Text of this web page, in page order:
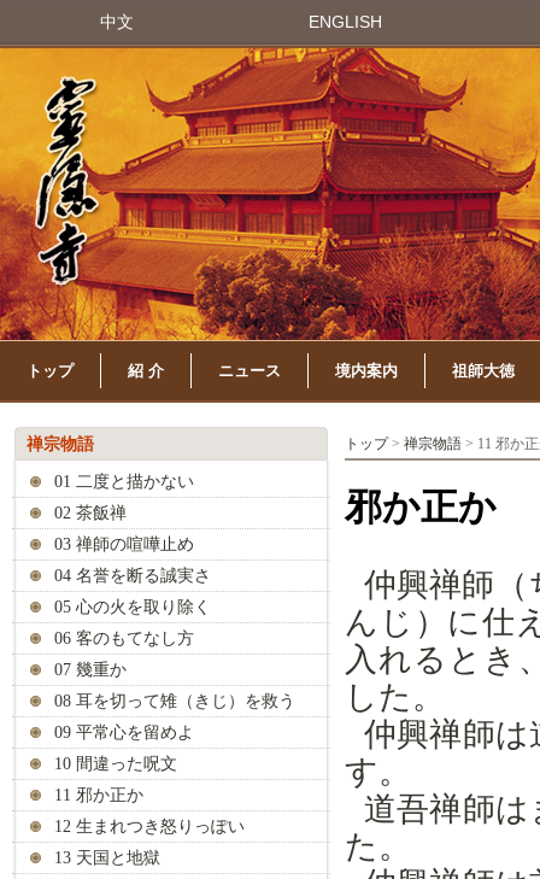
中文 ENGLISH
トップ 紹 介 ニュース 境内案内 祖師大徳
禅宗物語
01 二度と描かない
02 茶飯禅
03 禅師の喧嘩止め
04 名誉を断る誠実さ
05 心の火を取り除く
06 客のもてなし方
07 幾重か
08 耳を切って雉（きじ）を救う
09 平常心を留めよ
10 間違った呪文
11 邪か正か
12 生まれつき怒りっぽい
13 天国と地獄
トップ> 禅宗物語 > 11 邪か
邪か正か
仲興禅師
んじ）に仕
入れるとき
した。
仲興禅師
す。
道吾禅師
た。